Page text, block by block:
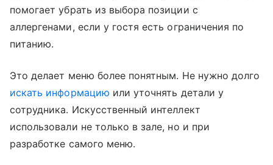
помогает убрать из выбора позиции с
аллергенами, если у гостя есть ограничения по
питанию.
Это делает меню более понятным. Не нужно долго
искать информацию или уточнять детали у
сотрудника. Искусственный интеллект
использовали не только в зале, но и при
разработке самого меню.